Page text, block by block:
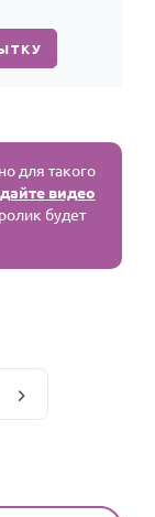
для такого
видео
будет